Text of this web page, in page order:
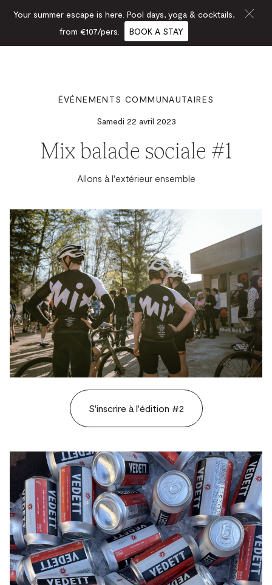
ÉVÉNEMENTS COMMUNAUTAIRES
Samedi 22 avril 2023
Mix balade sociale #1
Allons à l'extérieur ensemble
S'inscrire à l'édition #2
Your summer escape is here. Pool days, yoga & cocktails,
from €107/pers.
BOOK A STAY